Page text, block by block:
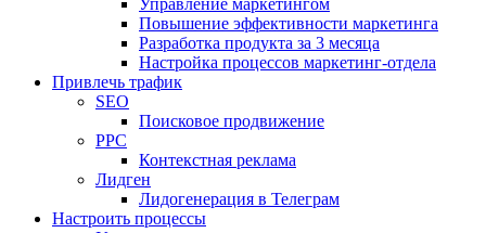
Управление маркетингом
Повышение эффективности маркетинга
Разработка продукта за 3 месяца
Настройка процессов маркетинг-отдела
Привлечь трафик
SEO
Поисковое продвижение
PPC
Контекстная реклама
Лидген
Лидогенерация в Телеграм
Настроить процессы